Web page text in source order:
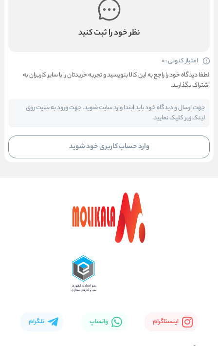
نظر خود را ثبت کنید
امتیاز کنونی : 0
لطفا دیدگاه خود را راجع به این کالا بنویسید و تجربه خریدتان را با سایر کاربران به
اشتراک بگذارید.
جهت ارسال و دیدگاه خود باید ابتدا وارد سایت شوید. جهت ورود به سایت روی
لینک زیر کلیک نمایید.
وارد حساب کاربری خود شوید
اینستاگرام واتساپ تلگرام